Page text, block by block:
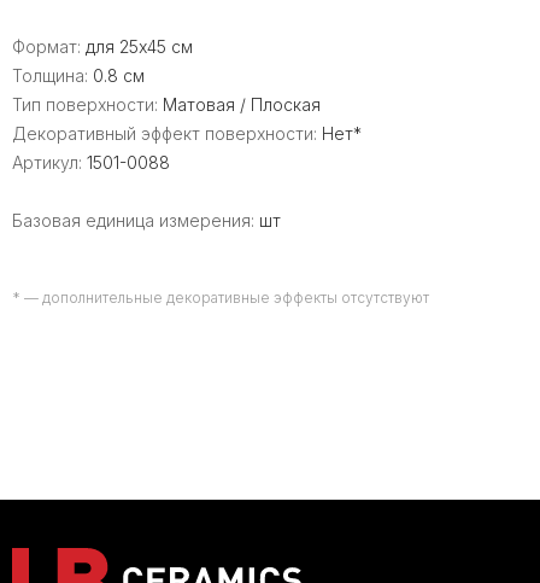
Формат: для 25x45 см
Толщина: 0.8 см
Тип поверхности: Матовая / Плоская
Декоративный эффект поверхности: Нет*
Артикул: 1501-0088
Базовая единица измерения: шт
* — дополнительные декоративные эффекты отсутствуют